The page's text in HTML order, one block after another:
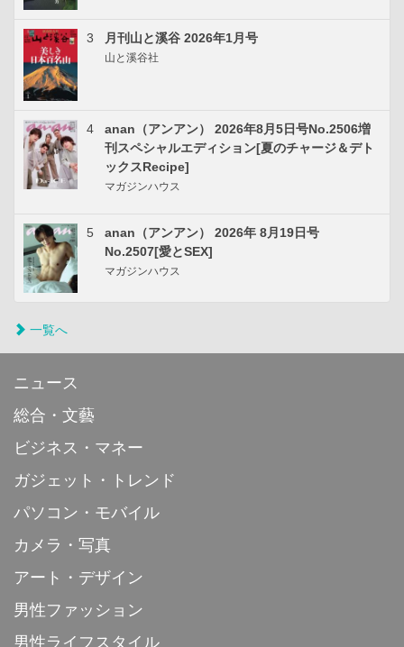
3 月刊山と溪谷 2026年1月号
山と溪谷社
4
anan（アンアン） 2026年8月5日号No.2506増
刊スペシャルエディション[夏のチャージ＆デト
ックスRecipe]
マガジンハウス
5
anan（アンアン） 2026年 8月19日号
No.2507[愛とSEX]
マガジンハウス
一覧へ
ニュース
総合・文藝
ビジネス・マネー
ガジェット・トレンド
パソコン・モバイル
カメラ・写真
アート・デザイン
男性ファッション
男性ライフスタイル